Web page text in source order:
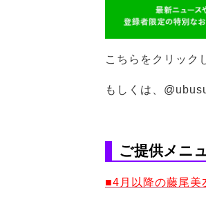
こちらをクリック
もしくは、
ご提供メニ
■4月以降の藤尾美